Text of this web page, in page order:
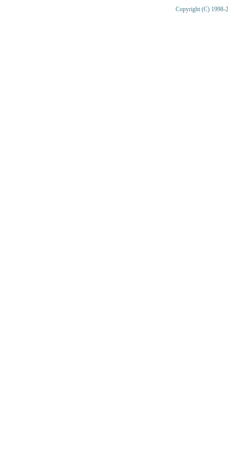
Copyright (C) 1998-